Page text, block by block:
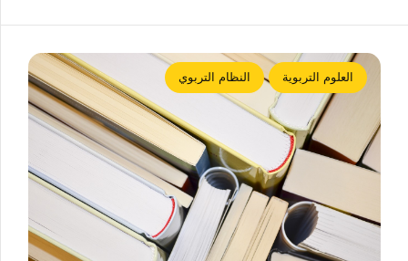
العلوم التربوية النظام التربوي